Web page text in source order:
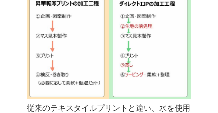
従来のテキスタイルプリントと違い、水を使用